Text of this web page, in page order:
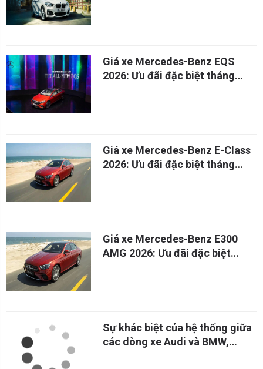
Giá xe Mercedes-Benz EQS
2026: Ưu đãi đặc biệt tháng
Giá xe Mercedes-Benz E-Class
2026: Ưu đãi đặc biệt tháng
Giá xe Mercedes-Benz E300
AMG 2026: Ưu đãi đặc biệt
Sự khác biệt của hệ thống giữa
các dòng xe Audi và BMW,